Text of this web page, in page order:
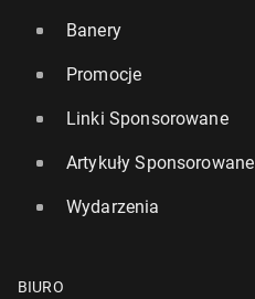
Banery
Promocje
Linki Sponsorowane
Artykuły Sponsorowane
Wydarzenia
BIURO